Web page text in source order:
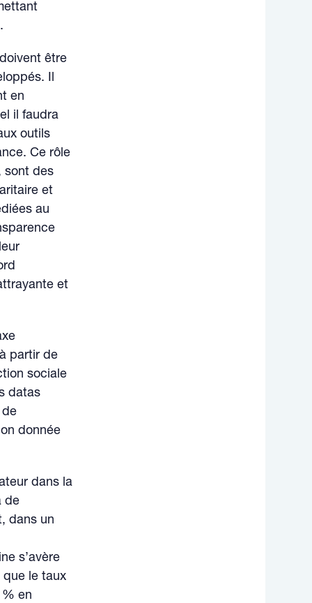
.
être
Il
en
il faudra
outils
Ce rôle
sont des
et
au
et
partir de
sociale
datas
de
donnée
dans la
de
dans un
s’avère
que le taux
en